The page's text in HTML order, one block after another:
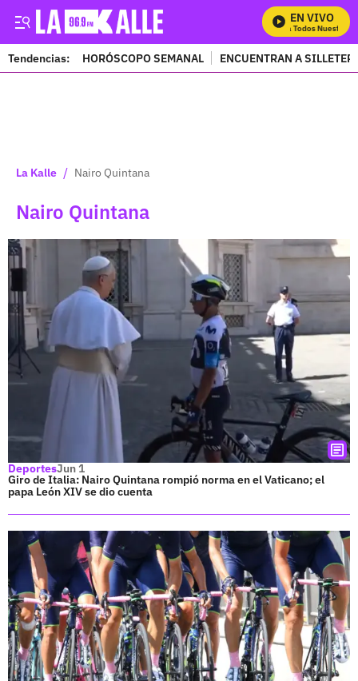
EN VIVO
Mira Todos Nuestros
Tendencias: HORÓSCOPO SEMANAL ENCUENTRAN A
La Kalle / Nairo Quintana
Nairo Quintana
DeportesJun 1
Giro de Italia: Nairo Quintana rompió norma en el Vaticano; el
papa León XIV se dio cuenta